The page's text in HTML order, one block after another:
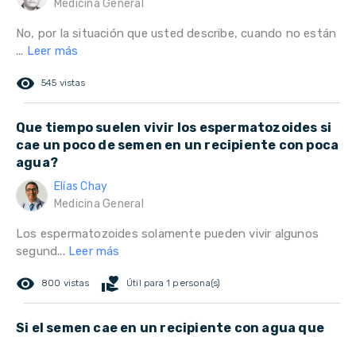
Medicina General
No, por la situación que usted describe, cuando no están
... Leer más
remove_red_eye 545 vistas
Que tiempo suelen vivir los espermatozoides si
cae un poco de semen en un recipiente con poca
agua?
Elías Chay
Medicina General
Los espermatozoides solamente pueden vivir algunos
segund... Leer más
remove_red_eye 800 vistas volunteer_activism Útil para 1 persona(s)
Si el semen cae en un recipiente con agua que